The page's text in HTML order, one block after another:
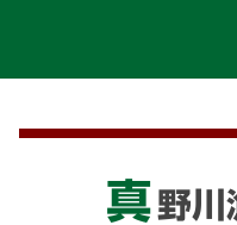
真 野川